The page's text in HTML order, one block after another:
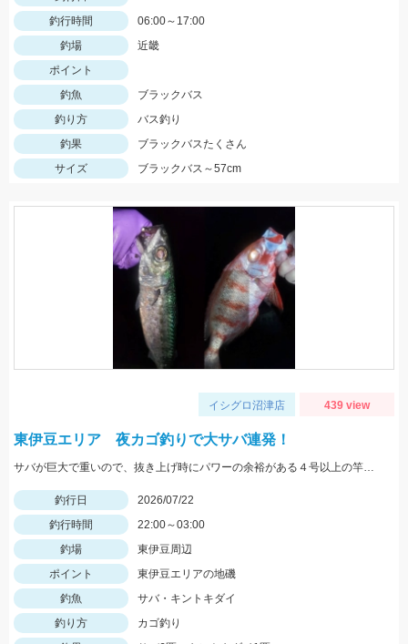
釣行時間
06:00～17:00
釣場
近畿
ポイント
釣魚
ブラックバス
釣り方
バス釣り
釣果
ブラックバスたくさん
サイズ
ブラックバス～57cm
イシグロ沼津店 439 view
東伊豆エリア 夜カゴ釣りで大サバ連発！
サバが巨大で重いので、抜き上げ時にパワーの余裕がある４号以上の竿がおすすめです。遠投有利なので飛距離の出るタックルで。
釣行日
2026/07/22
釣行時間
22:00～03:00
釣場
東伊豆周辺
ポイント
東伊豆エリアの地磯
釣魚
サバ・キントキダイ
釣り方
カゴ釣り